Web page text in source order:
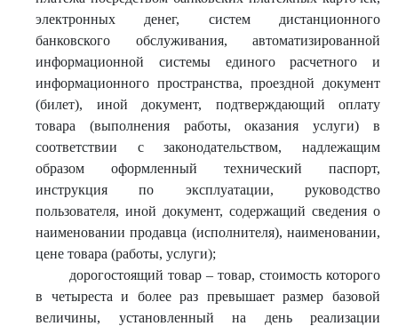
электронных денег, систем дистанционного
банковского обслуживания, автоматизированной
информационной системы единого расчетного и
информационного пространства, проездной документ
(билет), иной документ, подтверждающий оплату
товара (выполнения работы, оказания услуги) в
соответствии с законодательством, надлежащим
образом оформленный технический паспорт,
инструкция по эксплуатации, руководство
пользователя, иной документ, содержащий сведения о
наименовании продавца (исполнителя), наименовании,
цене товара (работы, услуги);
дорогостоящий товар – товар, стоимость которого
в четыреста и более раз превышает размер базовой
величины, установленный на день реализации